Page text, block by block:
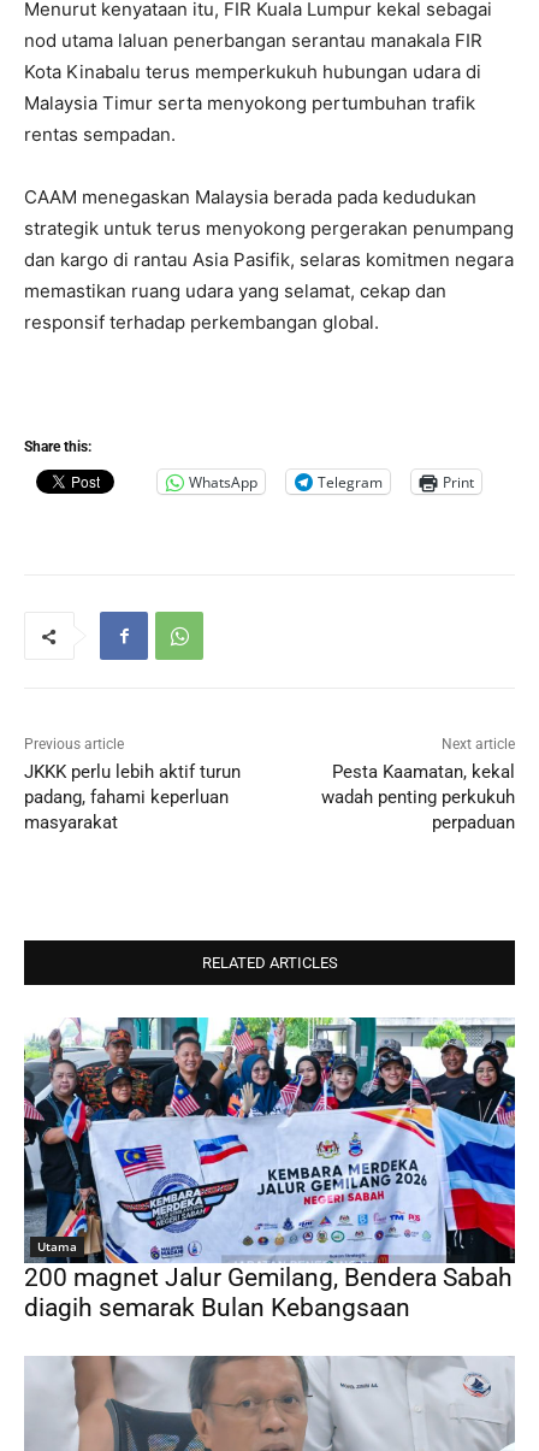
Menurut kenyataan itu, FIR Kuala Lumpur kekal sebagai
nod utama laluan penerbangan serantau manakala FIR
Kota Kinabalu terus memperkukuh hubungan udara di
Malaysia Timur serta menyokong pertumbuhan trafik
rentas sempadan.
CAAM menegaskan Malaysia berada pada kedudukan
strategik untuk terus menyokong pergerakan penumpang
dan kargo di rantau Asia Pasifik, selaras komitmen negara
memastikan ruang udara yang selamat, cekap dan
responsif terhadap perkembangan global.
Share this:
WhatsApp Telegram Print
Previous article
JKKK perlu lebih aktif turun
padang, fahami keperluan
masyarakat
Next article
Pesta Kaamatan, kekal
wadah penting perkukuh
perpaduan
RELATED ARTICLES
Utama
200 magnet Jalur Gemilang, Bendera Sabah
diagih semarak Bulan Kebangsaan